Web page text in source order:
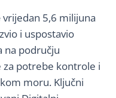
vrijedan 5,6 milijuna
i uspostavio
na području
potrebe kontrole i
moru. Ključni